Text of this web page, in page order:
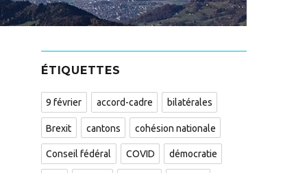
ÉTIQUETTES
9 février accord-cadre bilatérales
Brexit cantons cohésion nationale
Conseil fédéral COVID démocratie